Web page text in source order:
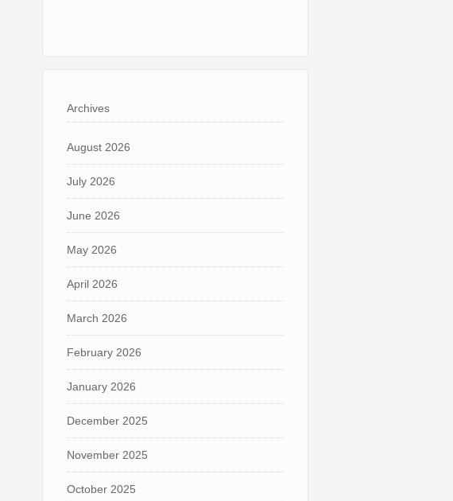
Archives
August 2026
July 2026
June 2026
May 2026
April 2026
March 2026
February 2026
January 2026
December 2025
November 2025
October 2025